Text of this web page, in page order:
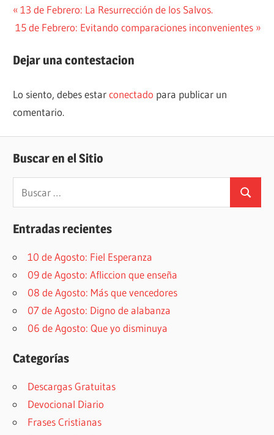
Navegación
de
entradas
Entrada
anterior:
13 de Febrero: La Resurrección de los Salvos.
Siguiente
15 de Febrero: Evitando comparaciones inconvenientes
Dejar una contestacion
Lo siento, debes estarconectado para publicar un
comentario.
Buscar en el Sitio
Buscar:
Buscar
Entradas recientes
10 de Agosto: Fiel Esperanza
09 de Agosto: Afliccion que enseña
08 de Agosto: Más que vencedores
07 de Agosto: Digno de alabanza
06 de Agosto: Que yo disminuya
Categorías
Descargas Gratuitas
Devocional Diario
Frases Cristianas